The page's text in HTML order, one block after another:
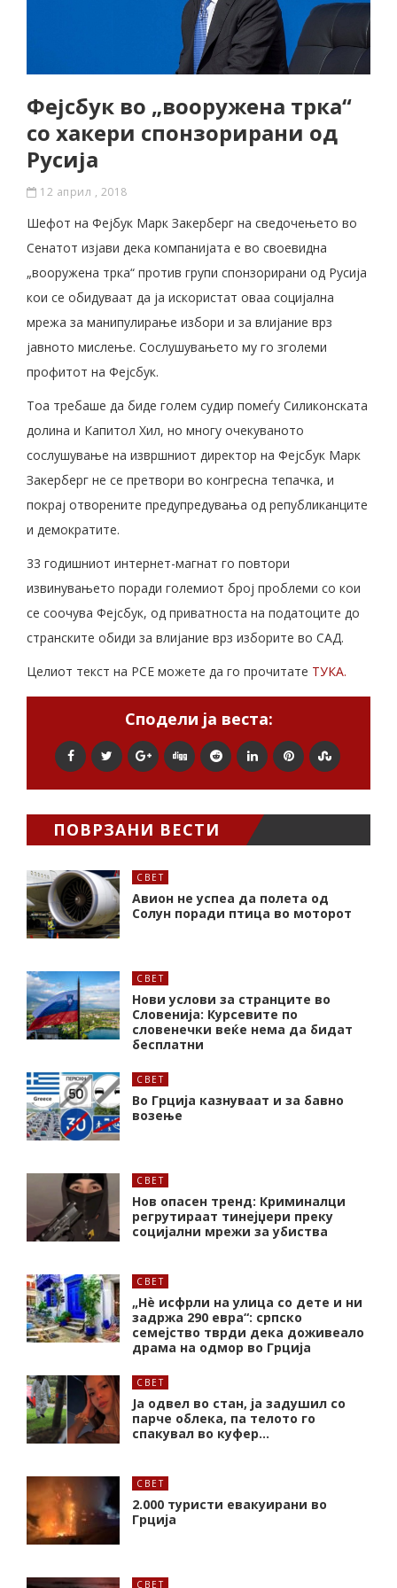
Фејсбук во „вооружена трка“
со хакери спонзорирани од
Русија
12 април , 2018
Шефот на Фејбук Марк Закерберг на сведочењето во
Сенатот изјави дека компанијата е во своевидна
„вооружена трка“ против групи спонзорирани од Русија
кои се обидуваат да ја искористат оваа социјална
мрежа за манипулирање избори и за влијание врз
јавното мислење. Сослушувањето му го зголеми
профитот на Фејсбук.
Тоа требаше да биде голем судир помеѓу Силиконската
долина и Капитол Хил, но многу очекуваното
сослушување на извршниот директор на Фејсбук Марк
Закерберг не се претвори во конгресна тепачка, и
покрај отворените предупредувања од републиканците
и демократите.
33 годишниот интернет-магнат го повтори
извинувањето поради големиот број проблеми со кои
се соочува Фејсбук, од приватноста на податоците до
странските обиди за влијание врз изборите во САД.
Целиот текст на РСЕ можете да го прочитате ТУКА.
Сподели ја веста:
ПОВРЗАНИ ВЕСТИ
СВЕТ
Авион не успеа да полета од
Солун поради птица во моторот
СВЕТ
Нови услови за странците во
Словенија: Курсевите по
словенечки веќе нема да бидат
бесплатни
СВЕТ
Во Грција казнуваат и за бавно
возење
СВЕТ
Нов опасен тренд: Криминалци
регрутираат тинејџери преку
социјални мрежи за убиства
СВЕТ
„Нѐ исфрли на улица со дете и ни
задржа 290 евра“: српско
семејство тврди дека доживеало
драма на одмор во Грција
СВЕТ
Ја одвел во стан, ја задушил со
парче облека, па телото го
спакувал во куфер…
СВЕТ
2.000 туристи евакуирани во
Грција
СВЕТ